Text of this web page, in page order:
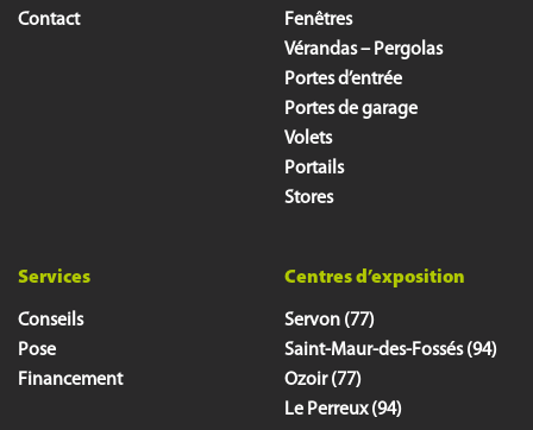
Contact
Fenêtres
Vérandas – Pergolas
Portes d’entrée
Portes de garage
Volets
Portails
Stores
Services
Conseils
Pose
Financement
Centres d’exposition
Servon (77)
Saint-Maur-des-Fossés (94)
Ozoir (77)
Le Perreux (94)